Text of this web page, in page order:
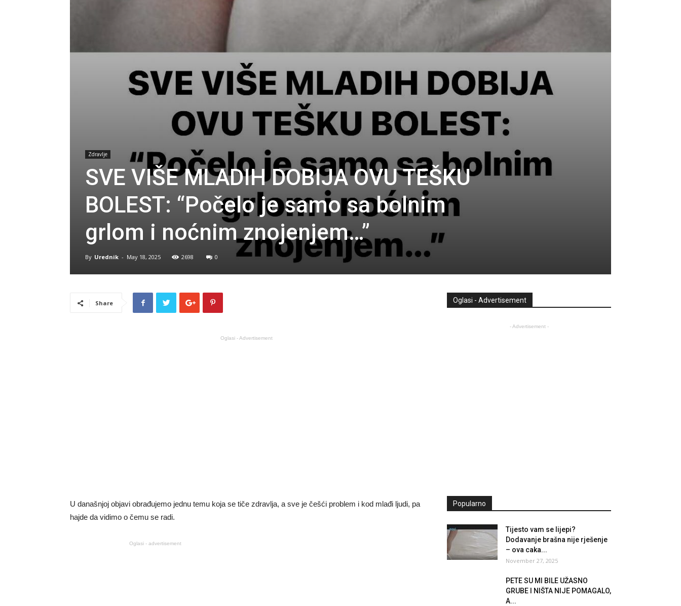
Zdravlje
SVE VIŠE MLADIH DOBIJA OVU TEŠKU
BOLEST: “Počelo je samo sa bolnim
grlom i noćnim znojenjem…”
By Urednik - May 18, 2025 2698 0
Share
Oglasi - Advertisement
U današnjoj objavi obrađujemo jednu temu koja se tiče zdravlja, a sve je češći problem i kod mlađi ljudi, pa
hajde da vidimo o čemu se radi.
Oglasi - advertisement
Oglasi - Advertisement
- Advertisement -
Popularno
Tijesto vam se lijepi?
Dodavanje brašna nije rješenje
– ova caka...
November 27, 2025
PETE SU MI BILE UŽASNO
GRUBE I NIŠTA NIJE POMAGALO,
A...